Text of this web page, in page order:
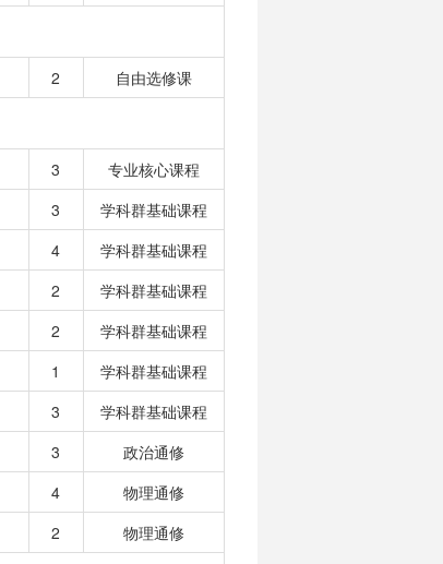
2 自由选修课
3
专业核心课程
3
学科群基础课程
4
学科群基础课程
2
学科群基础课程
2
学科群基础课程
1
学科群基础课程
3
学科群基础课程
3
政治通修
4
物理通修
2 物理通修